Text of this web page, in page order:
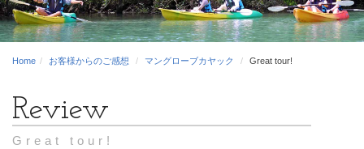
Home お客様からのご感想 マングローブカヤック Great tour!
Great tour!